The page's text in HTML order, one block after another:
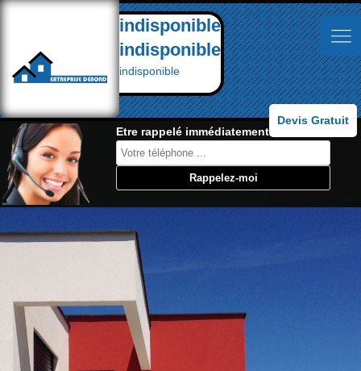
indisponible
indisponible
indisponible
Devis Gratuit
Etre rappelé immédiatement: